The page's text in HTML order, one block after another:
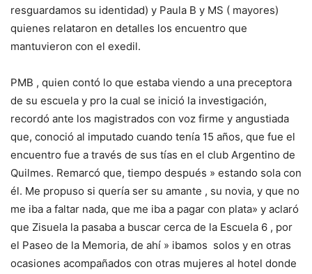
resguardamos su identidad) y Paula B y MS ( mayores)
quienes relataron en detalles los encuentro que
mantuvieron con el exedil.
PMB , quien contó lo que estaba viendo a una preceptora
de su escuela y pro la cual se inició la investigación,
recordó ante los magistrados con voz firme y angustiada
que, conoció al imputado cuando tenía 15 años, que fue el
encuentro fue a través de sus tías en el club Argentino de
Quilmes. Remarcó que, tiempo después » estando sola con
él. Me propuso si quería ser su amante , su novia, y que no
me iba a faltar nada, que me iba a pagar con plata» y aclaró
que Zisuela la pasaba a buscar cerca de la Escuela 6 , por
el Paseo de la Memoria, de ahí » ibamos solos y en otras
ocasiones acompañados con otras mujeres al hotel donde